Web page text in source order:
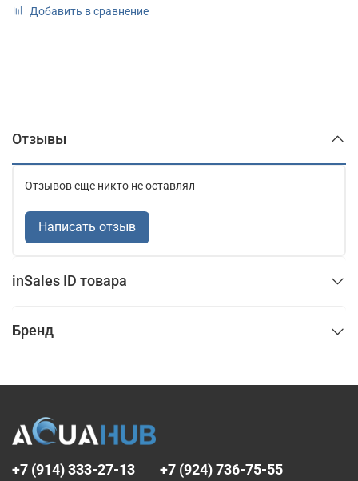
Добавить в сравнение
Отзывы
Отзывов еще никто не оставлял
Написать отзыв
inSales ID товара
Бренд
+7 (914) 333-27-13 +7 (924) 736-75-55